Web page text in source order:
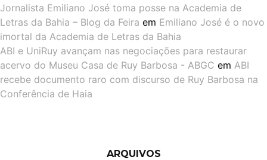
Jornalista Emiliano José toma posse na Academia de
Letras da Bahia – Blog da Feira em Emiliano José é o novo
imortal da Academia de Letras da Bahia
ABI e UniRuy avançam nas negociações para restaurar
acervo do Museu Casa de Ruy Barbosa - ABGC em ABI
recebe documento raro com discurso de Ruy Barbosa na
Conferência de Haia
ARQUIVOS